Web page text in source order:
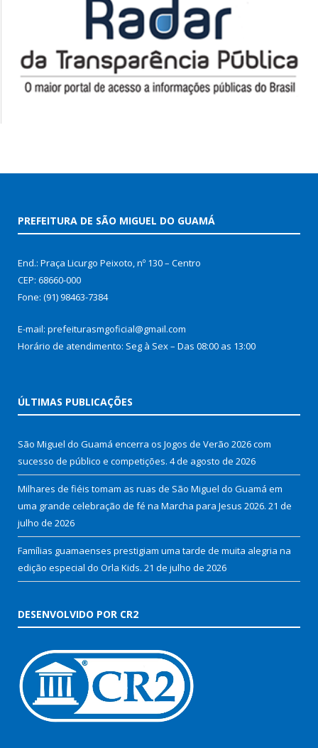
PREFEITURA DE SÃO MIGUEL DO GUAMÁ
End.: Praça Licurgo Peixoto, nº 130 – Centro
CEP: 68660-000
Fone: (91) 98463-7384
E-mail: prefeiturasmgoficial@gmail.com
Horário de atendimento: Seg à Sex – Das 08:00 as 13:00
ÚLTIMAS PUBLICAÇÕES
São Miguel do Guamá encerra os Jogos de Verão 2026 com
sucesso de público e competições. 4 de agosto de 2026
Milhares de fiéis tomam as ruas de São Miguel do Guamá em
uma grande celebração de fé na Marcha para Jesus 2026. 21 de
julho de 2026
Famílias guamaenses prestigiam uma tarde de muita alegria na
edição especial do Orla Kids. 21 de julho de 2026
DESENVOLVIDO POR CR2